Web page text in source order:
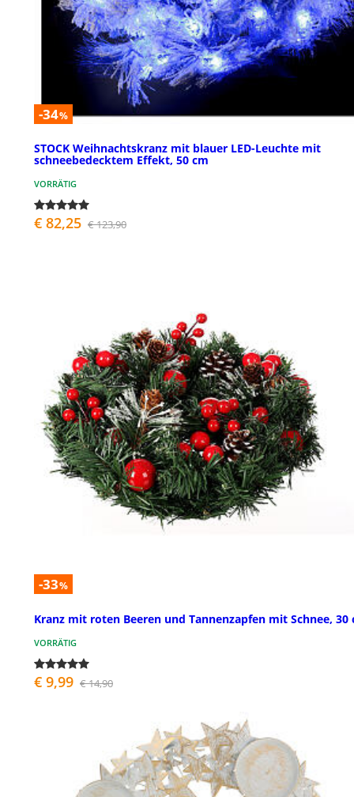
-34%
STOCK Weihnachtskranz mit blauer LED-Leuchte mit
schneebedecktem Effekt, 50 cm
VORRÄTIG
€ 82,25 € 123,90
-33%
Kranz mit roten Beeren und Tannenzapfen mit Schnee, 30
VORRÄTIG
€ 9,99 € 14,90